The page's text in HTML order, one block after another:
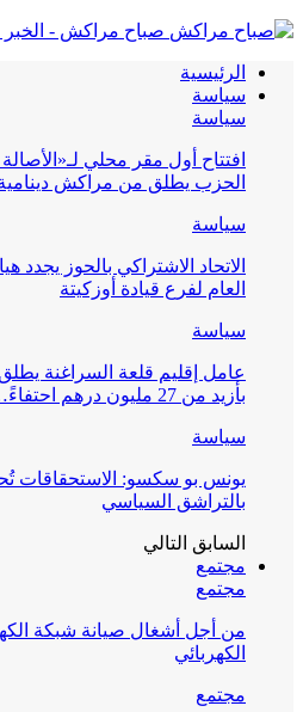
صباح مراكش - الخبر
الرئيسية
سياسة
سياسة
افتتاح أول مقر محلي
الحزب يطلق من مراكش
سياسة
الاتحاد الاشتراكي بالحوز يجدد
العام لفرع قيادة أوزكيتة
سياسة
عامل إقليم قلعة السراغنة
بأزيد من 27 مليون درهم احتفاءً…
سياسة
يونس بو سكسو: الاستحقاقات
بالتراشق السياسي
السابق التالي
مجتمع
مجتمع
من أجل أشغال صيانة شبكة
الكهربائي
مجتمع